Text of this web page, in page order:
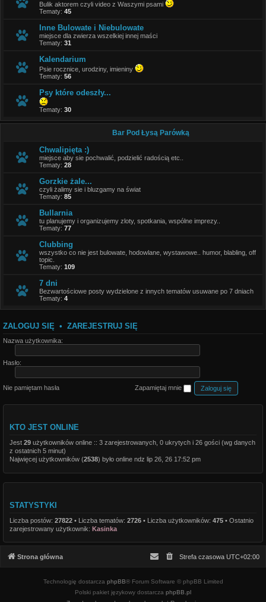
Bulik aktorem czyli video z Waszymi psami
Tematy: 45
Inne Bulowate i Niebulowate
miejsce dla zwierza wszelkiej innej maści
Tematy: 31
Kalendarium
Psie rocznice, urodziny, imieniny
Tematy: 56
Psy które odeszły...
Tematy: 30
Bar Pod Łysą Parówką
Chwalipięta :)
miejsce aby sie pochwalić, podzielić radością etc..
Tematy: 28
Gorzkie żale...
czyli żalimy sie i bluzgamy na świat
Tematy: 85
Bullarnia
tu planujemy i organizujemy zloty, spotkania, wspólne imprezy..
Tematy: 77
Clubbing
wszystko co nie jest bulowate, hodowlane, wystawowe.. humor, blabling, off
topic.
Tematy: 109
7 dni
Bezwartościowe posty wydzielone z innych tematów usuwane po 7 dniach
Tematy: 4
ZALOGUJ SIĘ • ZAREJESTRUJ SIĘ
Nazwa użytkownika:
Hasło:
Nie pamiętam hasła Zapamiętaj mnie
KTO JEST ONLINE
Jest 29 użytkowników online :: 3 zarejestrowanych, 0 ukrytych i 26 gości (wg danych
z ostatnich 5 minut)
Najwięcej użytkowników (2538) było online ndz lip 26, 26 17:52 pm
STATYSTYKI
Liczba postów: 27822 • Liczba tematów: 2726 • Liczba użytkowników: 475 • Ostatnio
zarejestrowany użytkownik: Kasinka
Strona główna Strefa czasowa UTC+02:00
Technologię dostarcza phpBB® Forum Software © phpBB Limited
Polski pakiet językowy dostarcza phpBB.pl